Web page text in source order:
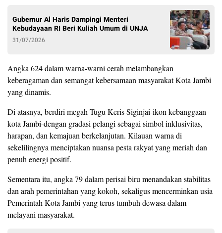
Gubernur Al Haris Dampingi Menteri
Kebudayaan RI Beri Kuliah Umum di UNJA
31/07/2026
Angka 624 dalam warna-warni cerah melambangkan
keberagaman dan semangat kebersamaan masyarakat Kota Jambi
yang dinamis.
Di atasnya, berdiri megah Tugu Keris Siginjai-ikon kebanggaan
kota Jambi-dengan gradasi pelangi sebagai simbol inklusivitas,
harapan, dan kemajuan berkelanjutan. Kilauan warna di
sekelilingnya menciptakan nuansa pesta rakyat yang meriah dan
penuh energi positif.
Sementara itu, angka 79 dalam perisai biru menandakan stabilitas
dan arah pemerintahan yang kokoh, sekaligus mencerminkan usia
Pemerintah Kota Jambi yang terus tumbuh dewasa dalam
melayani masyarakat.